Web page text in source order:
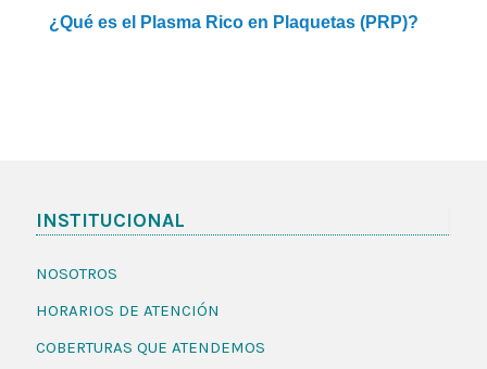
¿Qué es el Plasma Rico en Plaquetas (PRP)?
INSTITUCIONAL
NOSOTROS
HORARIOS DE ATENCIÓN
COBERTURAS QUE ATENDEMOS